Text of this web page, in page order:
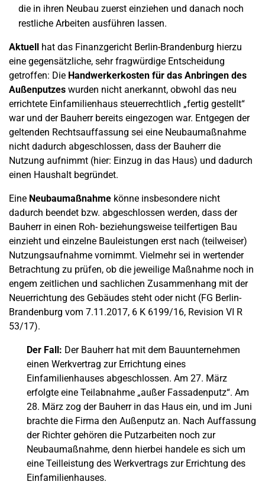
die in ihren Neubau zuerst einziehen und danach noch
restliche Arbeiten ausführen lassen.
Aktuell hat das Finanzgericht Berlin-Brandenburg hierzu
eine gegensätzliche, sehr fragwürdige Entscheidung
getroffen: Die Handwerkerkosten für das Anbringen des
Außenputzes wurden nicht anerkannt, obwohl das neu
errichtete Einfamilienhaus steuerrechtlich „fertig gestellt“
war und der Bauherr bereits eingezogen war. Entgegen der
geltenden Rechtsauffassung sei eine Neubaumaßnahme
nicht dadurch abgeschlossen, dass der Bauherr die
Nutzung aufnimmt (hier: Einzug in das Haus) und dadurch
einen Haushalt begründet.
Eine Neubaumaßnahme könne insbesondere nicht
dadurch beendet bzw. abgeschlossen werden, dass der
Bauherr in einen Roh- beziehungsweise teilfertigen Bau
einzieht und einzelne Bauleistungen erst nach (teilweiser)
Nutzungsaufnahme vornimmt. Vielmehr sei in wertender
Betrachtung zu prüfen, ob die jeweilige Maßnahme noch in
engem zeitlichen und sachlichen Zusammenhang mit der
Neuerrichtung des Gebäudes steht oder nicht (FG Berlin-
Brandenburg vom 7.11.2017, 6 K 6199/16, Revision VI R
53/17).
Der Fall: Der Bauherr hat mit dem Bauunternehmen
einen Werkvertrag zur Errichtung eines
Einfamilienhauses abgeschlossen. Am 27. März
erfolgte eine Teilabnahme „außer Fassadenputz“. Am
28. März zog der Bauherr in das Haus ein, und im Juni
brachte die Firma den Außenputz an. Nach Auffassung
der Richter gehören die Putzarbeiten noch zur
Neubaumaßnahme, denn hierbei handele es sich um
eine Teilleistung des Werkvertrags zur Errichtung des
Einfamilienhauses.